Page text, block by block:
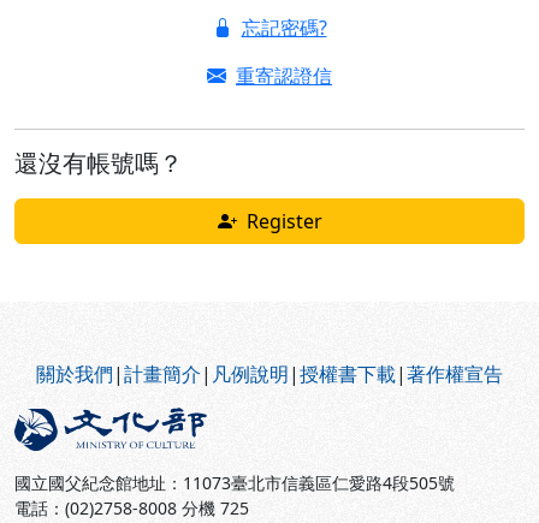
忘記密碼?
重寄認證信
還沒有帳號嗎？
Register
關於我們|計畫簡介| 凡例說明|授權書下載|著作權宣告
國立國父紀念館地址：11073臺北市信義區仁愛路4段505號
電話：(02)2758-8008 分機 725